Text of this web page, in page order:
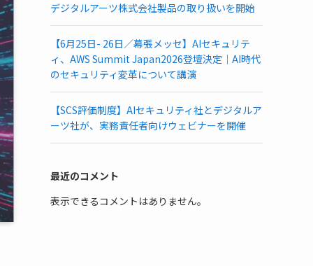
デジタルアーツ株式会社製品の取り扱いを開始
【6月25日- 26日／幕張メッセ】AIセキュリテ
ィ、AWS Summit Japan2026登壇決定｜AI時代
のセキュリティ変革について講演
【SCS評価制度】AIセキュリティ社とデジタルア
ーツ社が、実務責任者向けウェビナーを開催
最近のコメント
表示できるコメントはありません。